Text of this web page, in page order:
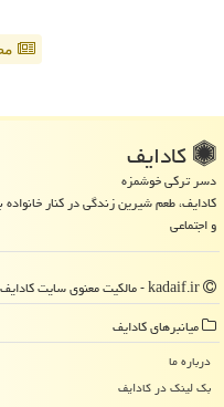
كادایف
دسر ترکی خوشمزه
کادایف، طعم شیرین زندگی در کنار
و اجتماعی
میانبرهای كادایف
درباره ما
بک لینک در كادایف